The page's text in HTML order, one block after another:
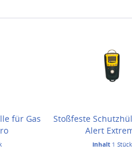
für Gas
Stoßfeste
Alert
Inhalt 1 Stück